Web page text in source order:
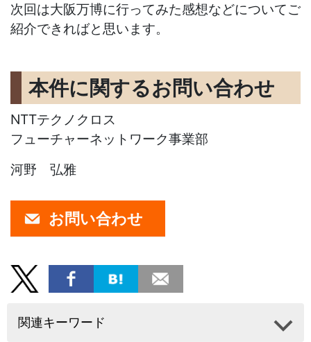
次回は大阪万博に行ってみた感想などについてご
紹介できればと思います。
本件に関するお問い合わせ
NTTテクノクロス
フューチャーネットワーク事業部
河野 弘雅
お問い合わせ
関連キーワード